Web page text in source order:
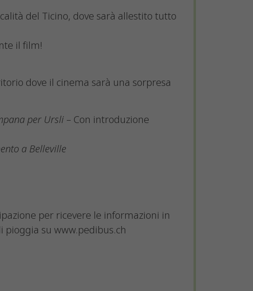
del Ticino, dove sarà allestito tutto
il film!
dove il cinema sarà una sorpresa
per Ursli – Con introduzione
a Belleville
per ricevere le informazioni in
su www.pedibus.ch